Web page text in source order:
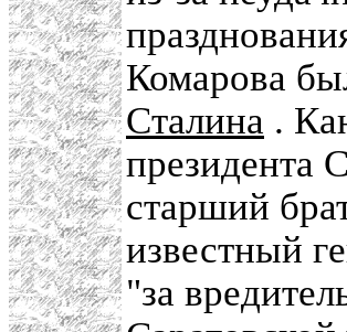
Комарова
Сталина .
президента
старший
известный
"за